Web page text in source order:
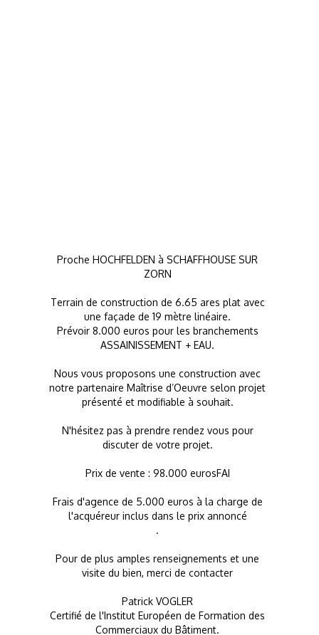
Proche HOCHFELDEN à SCHAFFHOUSE SUR
ZORN
Terrain de construction de 6.65 ares plat avec
une façade de 19 mètre linéaire.
Prévoir 8.000 euros pour les branchements
ASSAINISSEMENT + EAU.
Nous vous proposons une construction avec
notre partenaire Maîtrise d’Oeuvre selon projet
présenté et modifiable à souhait.
N'hésitez pas à prendre rendez vous pour
discuter de votre projet.
Prix de vente : 98.000 eurosFAI
Frais d'agence de 5.000 euros à la charge de
l'acquéreur inclus dans le prix annoncé
.
Pour de plus amples renseignements et une
visite du bien, merci de contacter
Patrick VOGLER
Certifié de l'Institut Européen de Formation des
Commerciaux du Bâtiment.